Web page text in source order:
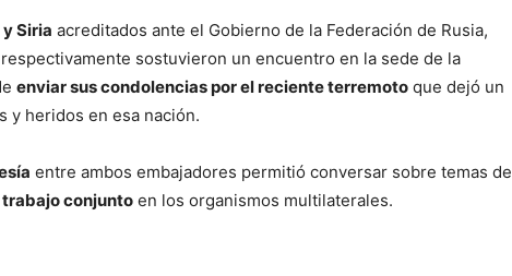
Siria acreditados ante el Gobierno de la Federación de Rusia,
sostuvieron un encuentro en la sede de la
enviar sus condolencias por el reciente terremoto que dejó un
y heridos en esa nación.
entre ambos embajadores permitió conversar sobre temas de
trabajo conjunto en los organismos multilaterales.